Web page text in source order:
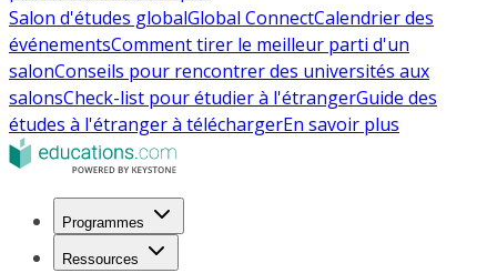
Salon d'études globalGlobal ConnectCalendrier des
événementsComment tirer le meilleur parti d'un
salonConseils pour rencontrer des universités aux
salonsCheck-list pour étudier à l'étrangerGuide des
études à l'étranger à téléchargerEn savoir plus
Programmes
Ressources